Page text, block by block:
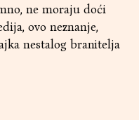
ne moraju doći
ovo neznanje,
nestalog branitelja